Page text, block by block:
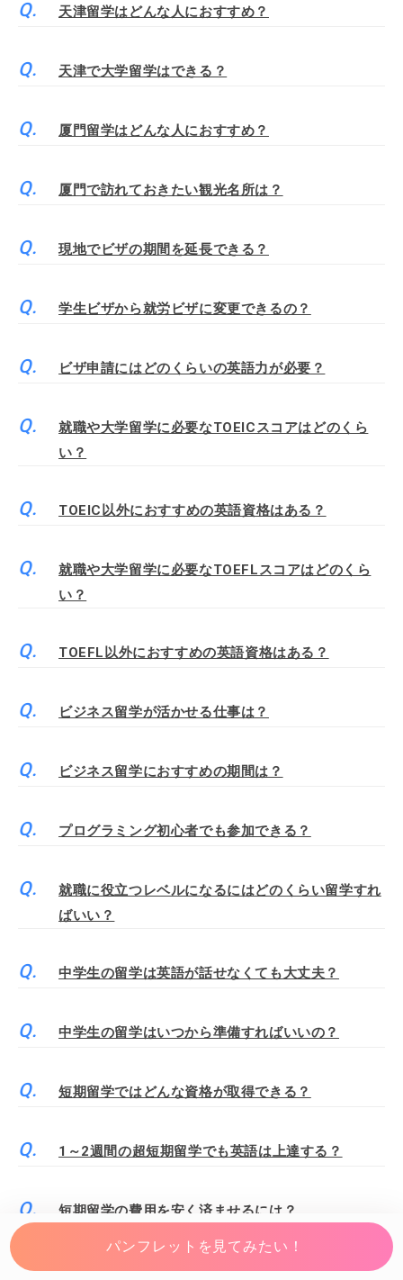
天津留学はどんな人におすすめ？
天津で大学留学はできる？
厦門留学はどんな人におすすめ？
厦門で訪れておきたい観光名所は？
現地でビザの期間を延長できる？
学生ビザから就労ビザに変更できるの？
ビザ申請にはどのくらいの英語力が必要？
就職や大学留学に必要なTOEICスコアはどのくら
い？
TOEIC以外におすすめの英語資格はある？
就職や大学留学に必要なTOEFLスコアはどのくら
い？
TOEFL以外におすすめの英語資格はある？
ビジネス留学が活かせる仕事は？
ビジネス留学におすすめの期間は？
プログラミング初心者でも参加できる？
就職に役立つレベルになるにはどのくらい留学すれ
ばいい？
中学生の留学は英語が話せなくても大丈夫？
中学生の留学はいつから準備すればいいの？
短期留学ではどんな資格が取得できる？
1～2週間の超短期留学でも英語は上達する？
短期留学の費用を安く済ませるには？
短期留学におすすめの持ち物は？
パンフレットを見てみたい！